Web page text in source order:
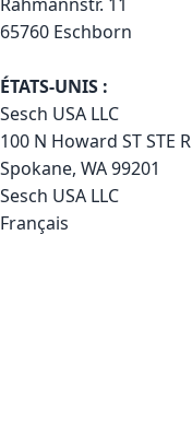
Rahmannstr. 11
65760 Eschborn
ÉTATS-UNIS :
Sesch USA LLC
100 N Howard ST STE R
Spokane, WA 99201
Sesch USA LLC
Français